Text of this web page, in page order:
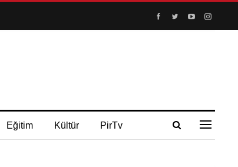
Eğitim Kültür PirTv